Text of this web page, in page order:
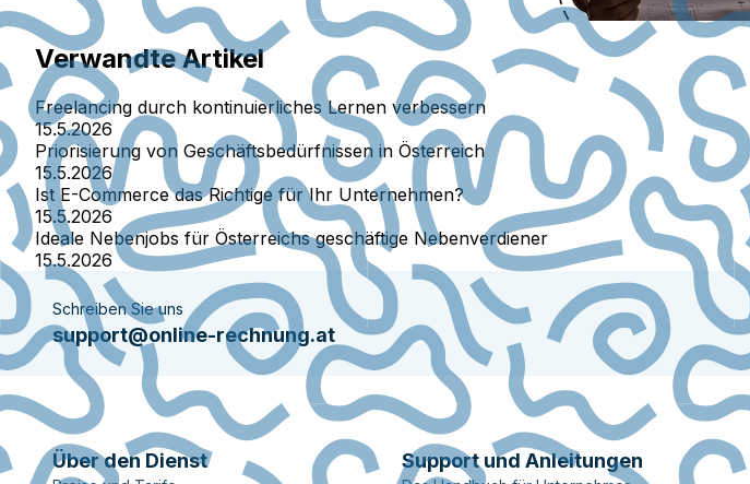
Verwandte Artikel
Freelancing durch kontinuierliches Lernen verbessern
15.5.2026
Priorisierung von Geschäftsbedürfnissen in Österreich
15.5.2026
Ist E-Commerce das Richtige für Ihr Unternehmen?
15.5.2026
Ideale Nebenjobs für Österreichs geschäftige Nebenverdiener
15.5.2026
Schreiben Sie uns
support@online-rechnung.at
Über den Dienst Support und Anleitungen